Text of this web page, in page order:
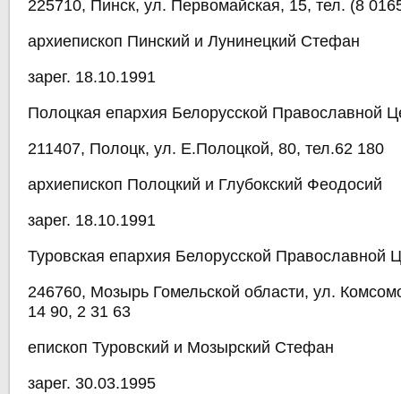
225710, Пинск, ул. Первомайская, 15, тел. (8
архиепископ Пинский и Лунинецкий Стефан
зарег. 18.10.1991
Полоцкая епархия Белорусской Православной
211407, Полоцк, ул. Е.Полоцкой, 80, тел.62 180
архиепископ Полоцкий и Глубокский Феодосий
зарег. 18.10.1991
Туровская епархия Белорусской Православной
246760, Мозырь Гомельской области, ул.
14 90, 2 31 63
епископ Туровский и Мозырский Стефан
зарег. 30.03.1995